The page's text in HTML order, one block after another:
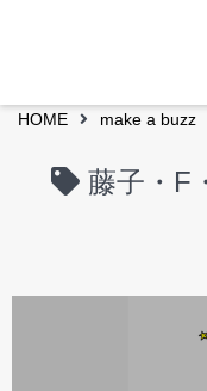
HOME make a buzz
藤子・F